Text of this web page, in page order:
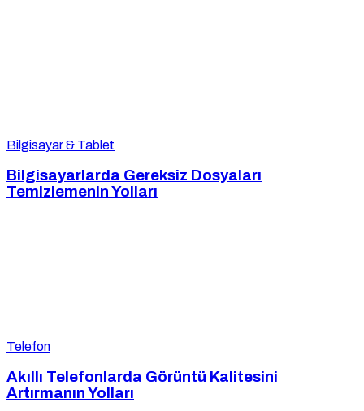
Bilgisayar & Tablet
Bilgisayarlarda Gereksiz Dosyaları
Temizlemenin Yolları
Telefon
Akıllı Telefonlarda Görüntü Kalitesini
Artırmanın Yolları